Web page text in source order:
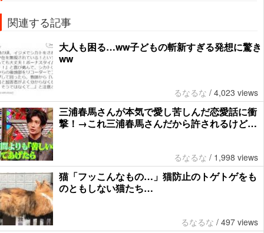
関連する記事
大人も困る…ww子どもの斬新すぎる発想に驚き
ww
るなるな / 4,023 views
三浦春馬さんが本気で愛し苦しんだ恋愛話に衝
撃！→これ三浦春馬さんだから許されるけど…
るなるな / 1,998 views
猫「フッこんなもの…」猫防止のトゲトゲをも
のともしない猫たち…
るなるな / 497 views